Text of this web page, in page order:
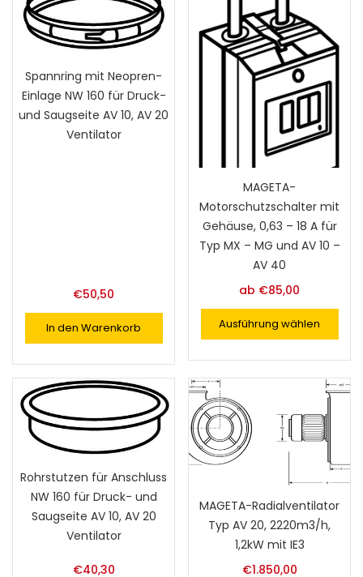
Spannring mit Neopren-
Einlage NW 160 für Druck-
und Saugseite AV 10, AV 20
Ventilator
€50,50
In den Warenkorb
MAGETA-
Motorschutzschalter mit
Gehäuse, 0,63 – 18 A für
Typ MX – MG und AV 10 –
AV 40
ab €85,00
Ausführung wählen
Rohrstutzen für Anschluss
NW 160 für Druck- und
Saugseite AV 10, AV 20
Ventilator
€40,30
MAGETA-Radialventilator
Typ AV 20, 2220m3/h,
1,2kW mit IE3
€1.850,00